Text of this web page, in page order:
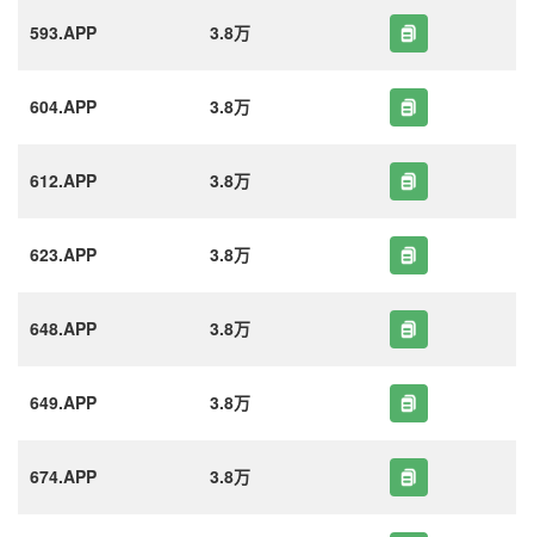
593.APP 3.8万
604.APP 3.8万
612.APP 3.8万
623.APP 3.8万
648.APP 3.8万
649.APP 3.8万
674.APP 3.8万